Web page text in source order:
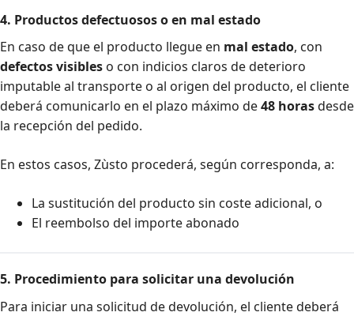
4. Productos defectuosos o en mal estado
En caso de que el producto llegue en mal estado, con
defectos visibles o con indicios claros de deterioro
imputable al transporte o al origen del producto, el cliente
deberá comunicarlo en el plazo máximo de48 horasdesde
la recepción del pedido.
En estos casos, Zùsto procederá, según corresponda, a:
La sustitución del producto sin coste adicional, o
El reembolso del importe abonado
5. Procedimiento para solicitar una devolución
Para iniciar una solicitud de devolución, el cliente deberá